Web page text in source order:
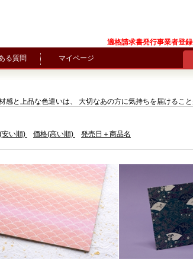
適格請求書発行事業者登
る質問 マイページ
と上品な色遣いは、 大切なあの方に気持ちを届けること
安い順) 価格(高い順) 発売日＋商品名